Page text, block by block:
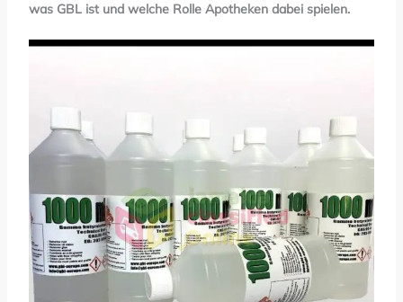
was GBL ist und welche Rolle Apotheken dabei spielen.